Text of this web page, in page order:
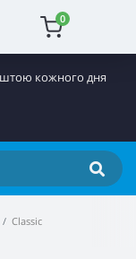
0
кожного дня
Classic